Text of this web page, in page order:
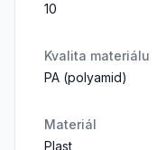
10
Kvalita materiálu
PA (polyamid)
Materiál
Plast